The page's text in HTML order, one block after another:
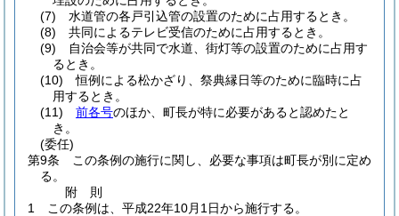
(7)
水道管の各戸引込管の設置のために占用するとき。
(8)
共同によるテレビ受信のために占用するとき。
(9)
自治会等が共同で水道、街灯等の設置のために占用す
るとき。
(10)
恒例による松かざり、祭典縁日等のために臨時に占
用するとき。
(11)
前各号のほか、町長が特に必要があると認めたと
き。
(委任)
第9条
この条例の施行に関し、必要な事項は町長が別に定め
る。
附 則
1
この条例は、平成22年10月1日から施行する。